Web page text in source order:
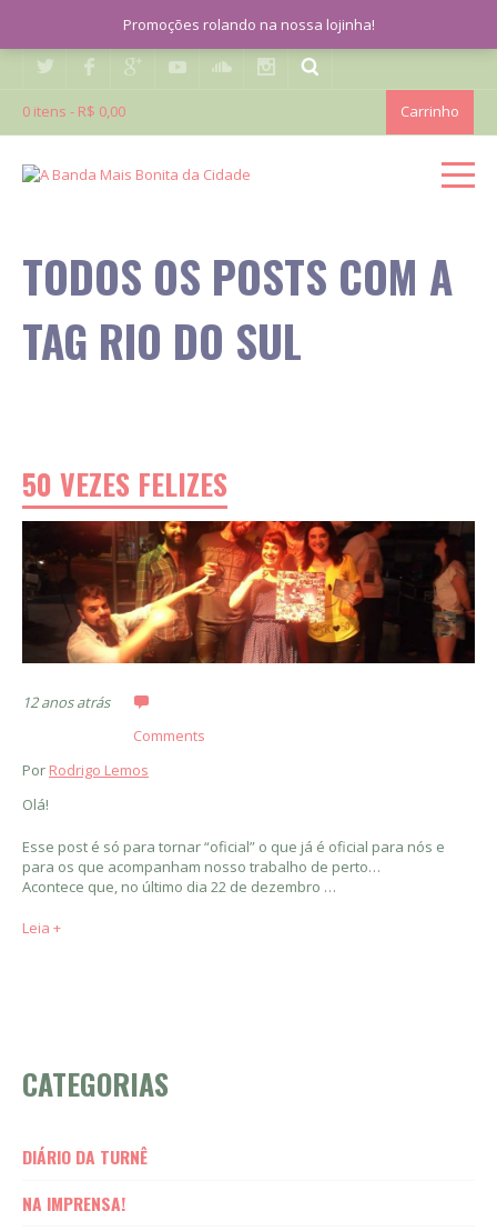
0 itens - R$ 0,00 Carrinho
TODOS OS POSTS COM A
TAG RIO DO SUL
50 VEZES FELIZES
12 anos atrás
Comments
Por Rodrigo Lemos
Olá!
Esse post é só para tornar “oficial” o que já é oficial para nós e
para os que acompanham nosso trabalho de perto…
Acontece que, no último dia 22 de dezembro …
Leia +
CATEGORIAS
DIÁRIO DA TURNÊ
NA IMPRENSA!
Promoções rolando na nossa lojinha!